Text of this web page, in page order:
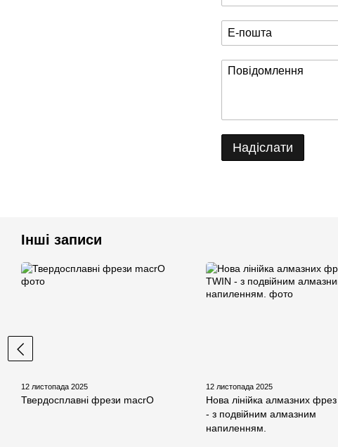
Надіслати
Інші записи
12 листопада 2025
Твердосплавні фрези macrO
12 листопада 2025
Нова лінійка алмазних
- з подвійним алмазним
напиленням.